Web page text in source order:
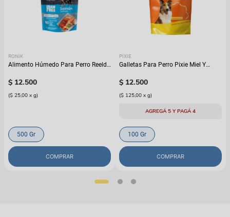
RONIK
Alimento Húmedo Para Perro Reelds
$ 12.500
($ 25,00 x g)
500 Gr
COMPRAR
PIXIE
Galletas Para Perro Pixie Miel Y
$ 12.500
($ 125,00 x g)
AGREGÁ 5 Y PAGÁ 4
100 Gr
COMPRAR